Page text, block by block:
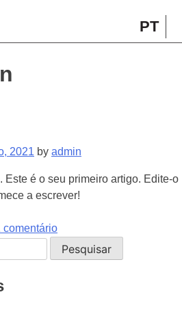
PT
2021 by admin
Este é o seu primeiro artigo. Edite-o
a escrever!
comentárioem
Olá,
mundo!